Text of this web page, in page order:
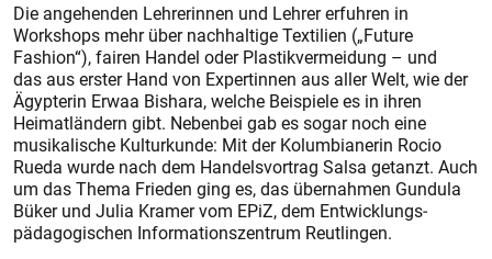
Die angehenden Lehrerinnen und Lehrer erfuhren in
Workshops mehr über nachhaltige Textilien („Future
Fashion“), fairen Handel oder Plastikvermeidung – und
das aus erster Hand von Expertinnen aus aller Welt, wie der
Ägypterin Erwaa Bishara, welche Beispiele es in ihren
Heimatländern gibt. Nebenbei gab es sogar noch eine
musikalische Kulturkunde: Mit der Kolumbianerin Rocio
Rueda wurde nach dem Handelsvortrag Salsa getanzt. Auch
um das Thema Frieden ging es, das übernahmen Gundula
Büker und Julia Kramer vom EPiZ, dem Entwicklungs­
pädagogischen Informations­zentrum Reutlingen.